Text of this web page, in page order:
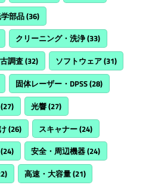
部品(36)
クリーニング・洗浄(33)
調査(32) ソフトウェア(31)
固体レーザー・DPSS(28)
(27) 光響(27)
(26) スキャナー(24)
(24) 安全・周辺機器(24)
高速・大容量(21)